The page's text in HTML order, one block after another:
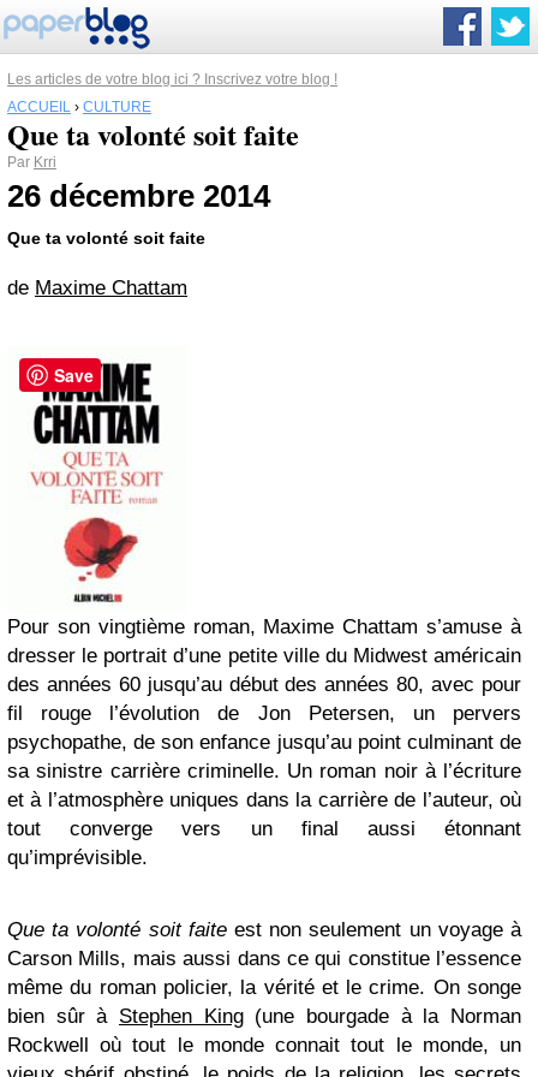
Les articles de votre blog ici ? Inscrivez votre blog !
ACCUEIL › CULTURE
Que ta volonté soit faite
Par Krri
26 décembre 2014
Que ta volonté soit faite
de Maxime Chattam
Pour son vingtième roman, Maxime Chattam s’amuse à
dresser le portrait d’une petite ville du Midwest américain
des années 60 jusqu’au début des années 80, avec pour
fil rouge l’évolution de Jon Petersen, un pervers
psychopathe, de son enfance jusqu’au point culminant de
sa sinistre carrière criminelle. Un roman noir à l’écriture
et à l’atmosphère uniques dans la carrière de l’auteur, où
tout converge vers un final aussi étonnant
qu’imprévisible.
Que ta volonté soit faiteest non seulement un voyage à
Carson Mills, mais aussi dans ce qui constitue l’essence
même du roman policier, la vérité et le crime. On songe
bien sûr à Stephen King(une bourgade à la Norman
Rockwell où tout le monde connait tout le monde, un
Save